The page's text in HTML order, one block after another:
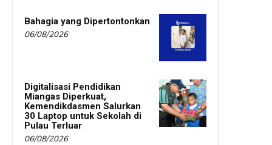
Bahagia yang Dipertontonkan
06/08/2026
Digitalisasi Pendidikan
Miangas Diperkuat,
Kemendikdasmen Salurkan
30 Laptop untuk Sekolah di
Pulau Terluar
06/08/2026